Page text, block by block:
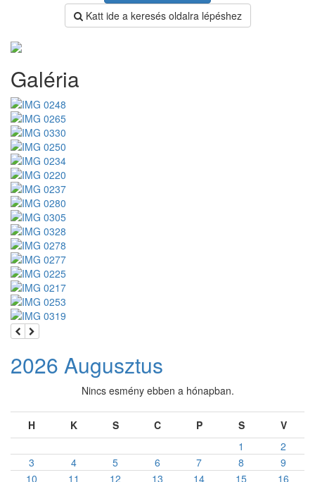
Katt ide a keresés oldalra lépéshez
Galéria
2026 Augusztus
Nincs esmény ebben a hónapban.
H K S C P S
V
1
2
3
4 5 6 7 8
9
10
11 12 13 14 15 16